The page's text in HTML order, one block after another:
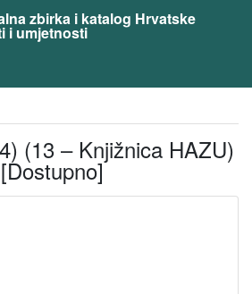
zbirka i katalog Hrvatske
i umjetnosti
(13 – Knjižnica HAZU)
[Dostupno]